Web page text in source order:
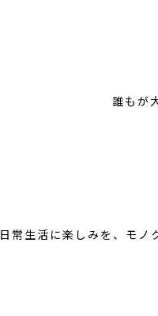
誰もが
日常生活に楽しみを、モノ